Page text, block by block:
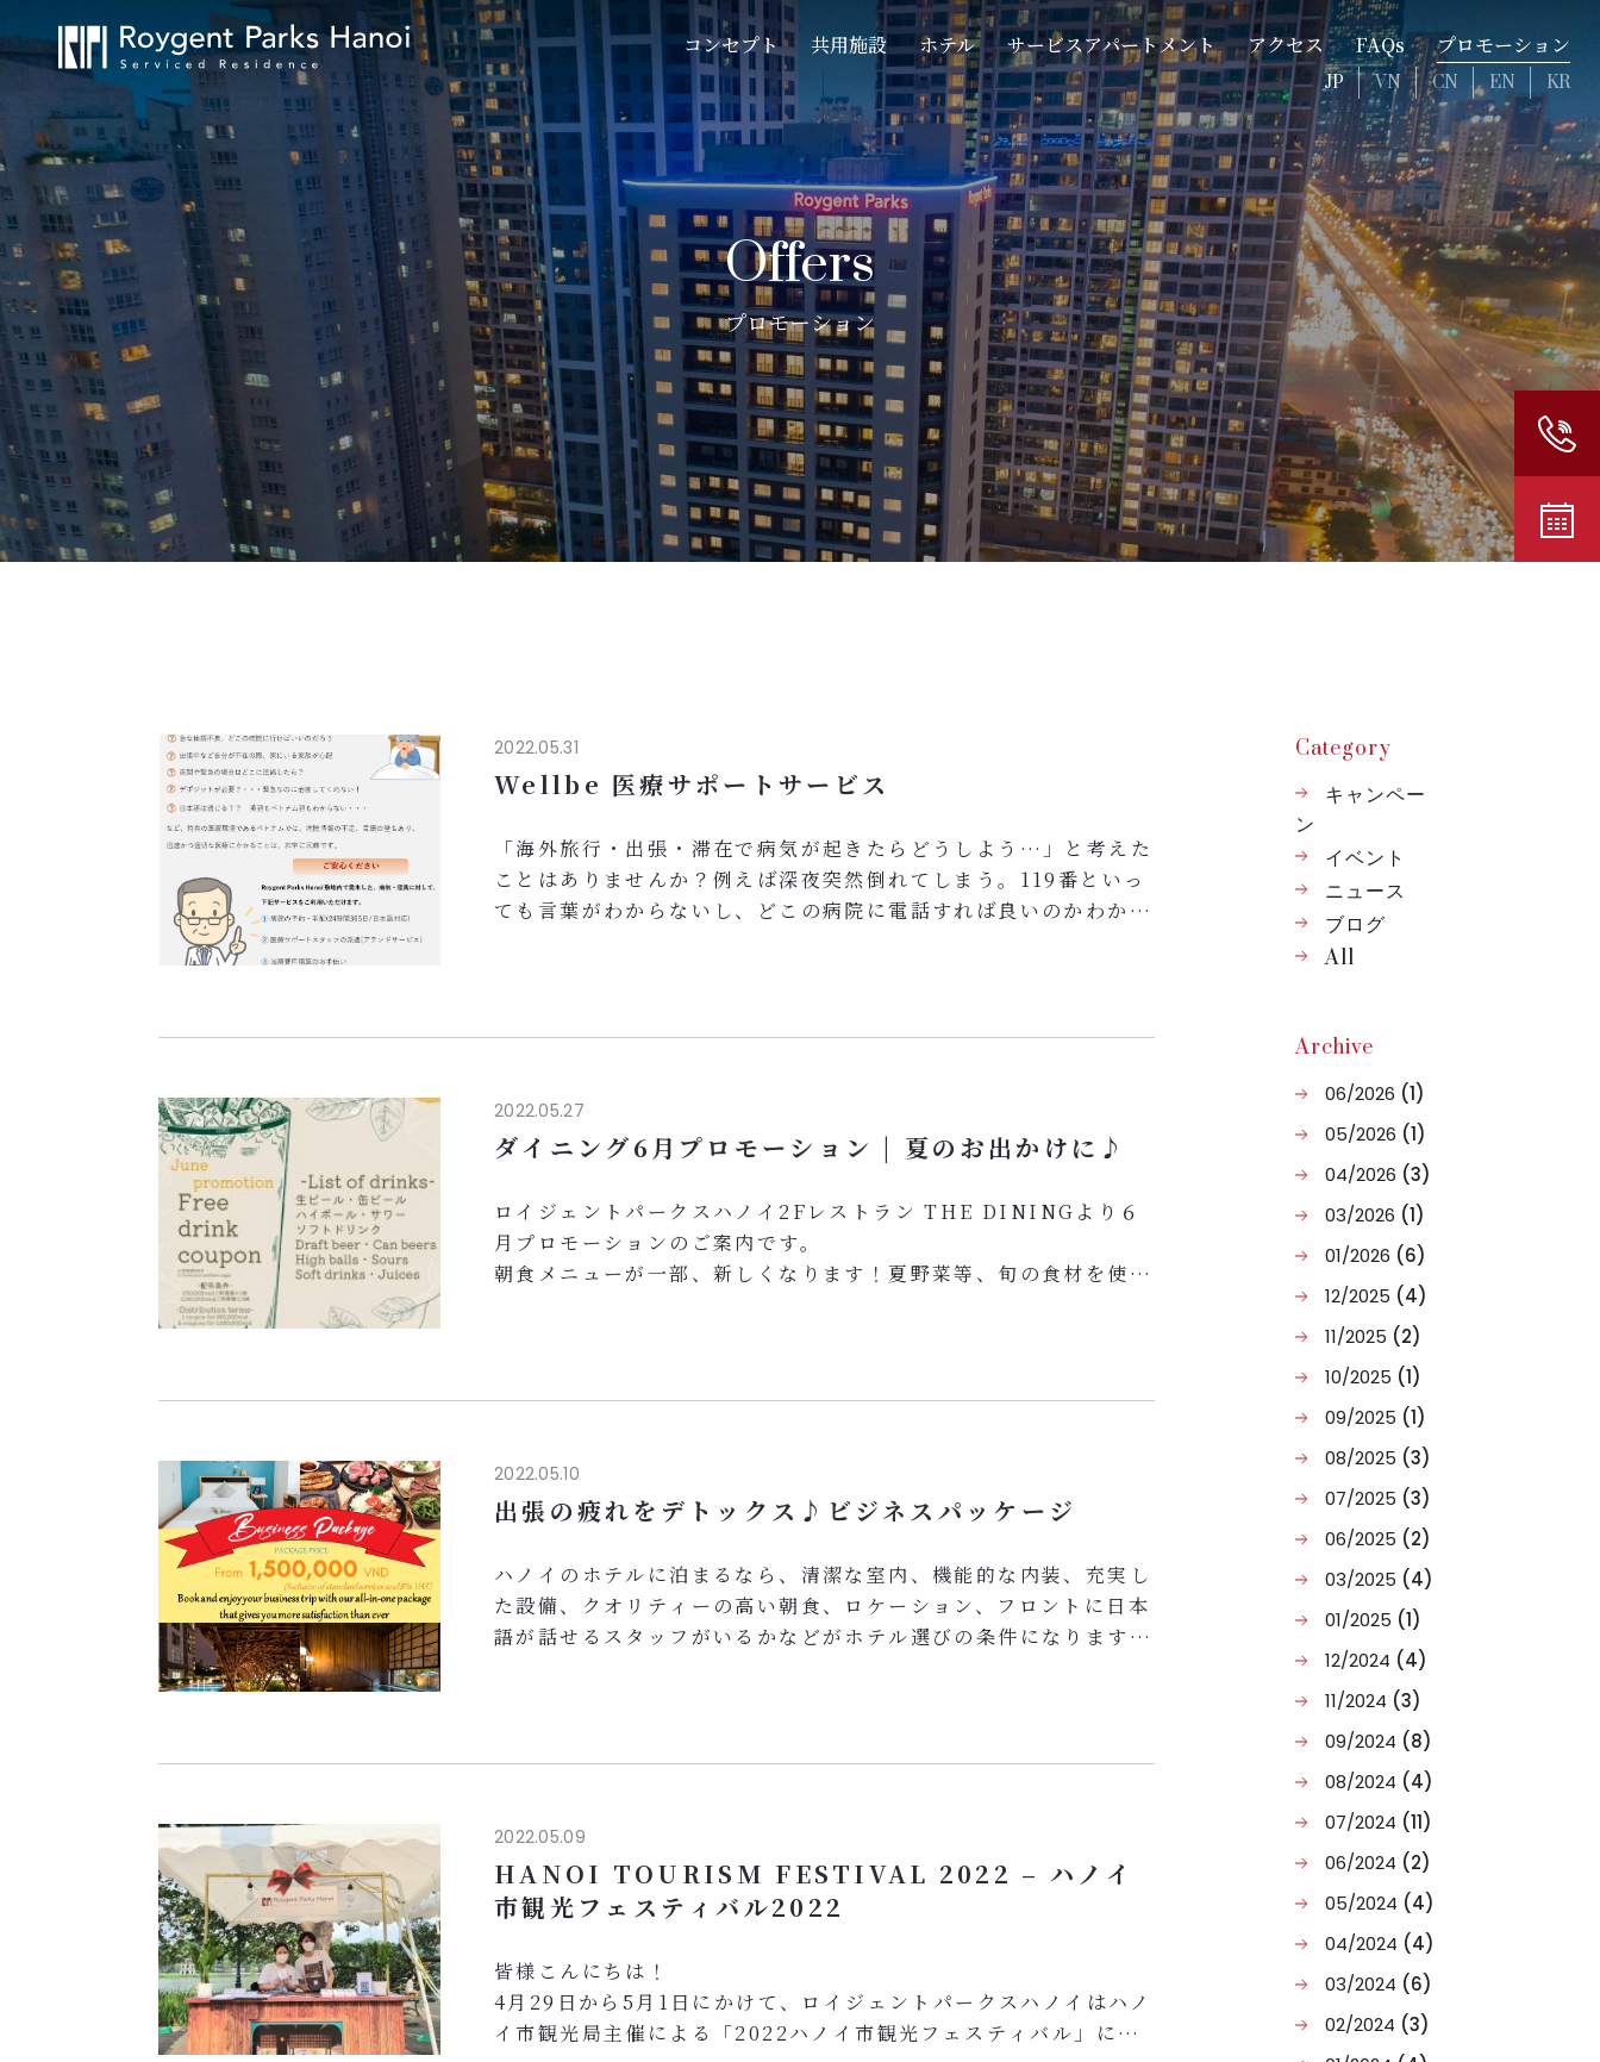
コンセプト 共用施設 ホテル サービスアパートメント アクセス FAQs プロモーション
JP VN CN EN KR
Offers
プロモーション
2022.05.31
Wellbe 医療サポートサービス
「海外旅行・出張・滞在で病気が起きたらどうしよう…」と考えた
ことはありませんか？例えば深夜突然倒れてしまう。119番といっ
ても言葉がわからないし、どこの病院に電話すれば良いのかわから
こんな時、ロイジェントパークスハノイ 敷地内で発生した、病
2022.05.27
ダイニング6月プロモーション | 夏のお出かけに♪
ロイジェントパークスハノイ2Fレストラン THE DININGより６
月プロモーションのご案内です。
朝食メニューが一部、新しくなります！夏野菜等、旬の食材を使っ
ドリンクチケットプレゼント：250,000vndご利用毎にチケットを
2022.05.10
出張の疲れをデトックス♪ビジネスパッケージ
ハノイのホテルに泊まるなら、清潔な室内、機能的な内装、充実し
た設備、クオリティーの高い朝食、ロケーション、フロントに日本
語が話せるスタッフがいるかなどがホテル選びの条件になりますよ
のところにあり、大和ハウスグループが所有・運営する日系１０
2022.05.09
HANOI TOURISM FESTIVAL 2022 – ハノイ
市観光フェスティバル2022
皆様こんにちは！
4月29日から5月1日にかけて、ロイジェントパークスハノイはハノ
イ市観光局主催による「2022ハノイ市観光フェスティバル」に参
Category
キャンペー
ン
イベント
ニュース
ブログ
All
Archive
06/2026 (1)
05/2026 (1)
04/2026 (3)
03/2026 (1)
01/2026 (6)
12/2025 (4)
11/2025 (2)
10/2025 (1)
09/2025 (1)
08/2025 (3)
07/2025 (3)
06/2025 (2)
03/2025 (4)
01/2025 (1)
12/2024 (4)
11/2024 (3)
09/2024 (8)
08/2024 (4)
07/2024 (11)
06/2024 (2)
05/2024 (4)
04/2024 (4)
03/2024 (6)
02/2024 (3)